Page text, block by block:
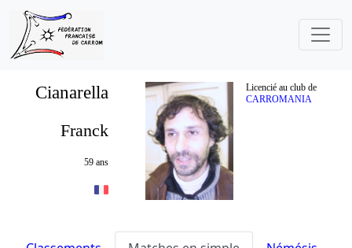
Cianarella
Licencié au club de
CARROMANIA
Franck
59 ans